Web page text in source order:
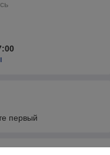
первый